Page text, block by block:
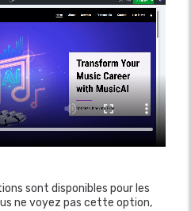
sont disponibles pour les
ne voyez pas cette option,